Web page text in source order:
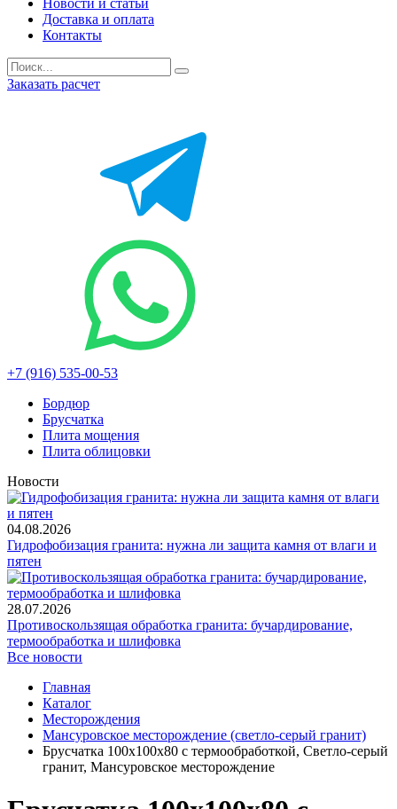
Новости и статьи
Доставка и оплата
Контакты
Заказать расчет
+7 (916) 535-00-53
Бордюр
Брусчатка
Плита мощения
Плита облицовки
Новости
04.08.2026
Гидрофобизация гранита: нужна ли защита камня от влаги и
пятен
28.07.2026
Противоскользящая обработка гранита: бучардирование,
термообработка и шлифовка
Все новости
Главная
Каталог
Месторождения
Мансуровское месторождение (светло-серый гранит)
Брусчатка 100x100x80 с термообработкой, Светло-серый
гранит, Мансуровское месторождение